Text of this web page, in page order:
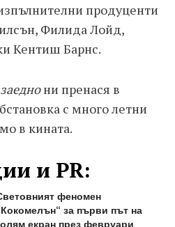
продуценти
Филида Лойд,
Кентиш Барнс.
ни пренася в
с много летни
в кината.
и PR:
феномен
за първи път на
екран през февруари